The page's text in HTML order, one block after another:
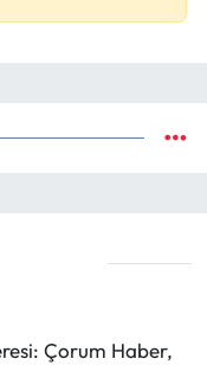
Çorum Haber,